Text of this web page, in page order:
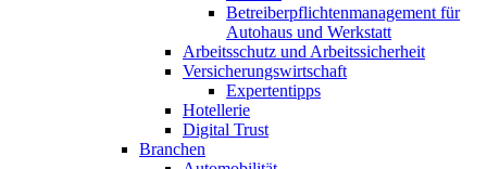
Betreiberpflichtenmanagement für
Autohaus und Werkstatt
Arbeitsschutz und Arbeitssicherheit
Versicherungswirtschaft
Expertentipps
Hotellerie
Digital Trust
Branchen